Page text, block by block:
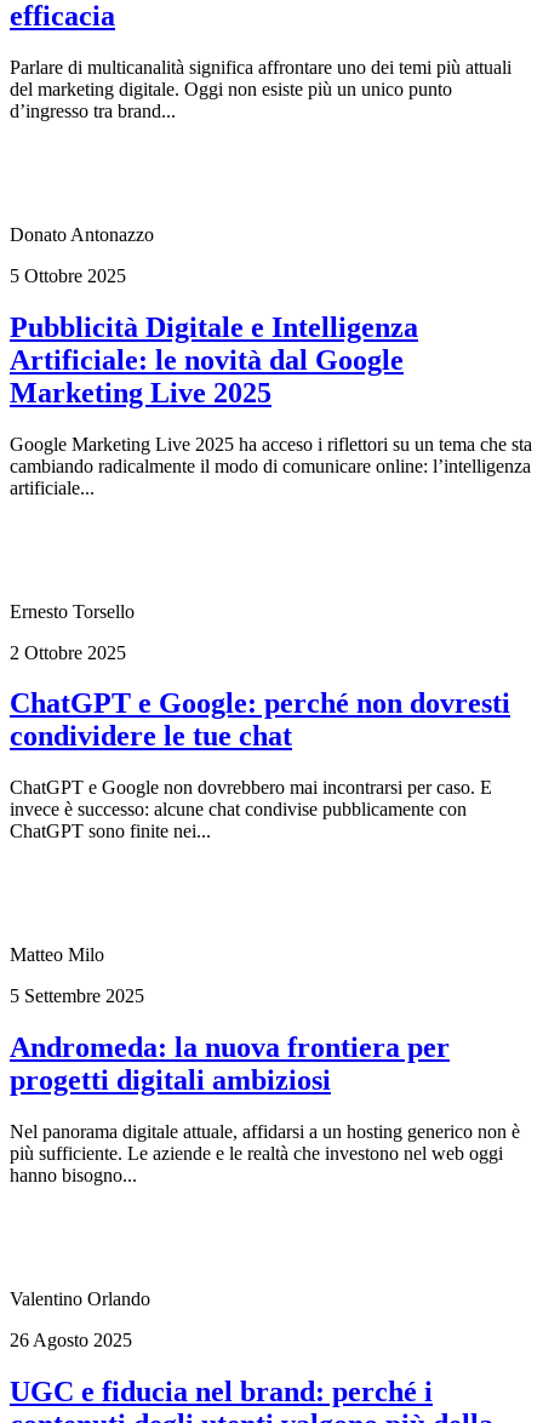
efficacia
Parlare di multicanalità significa affrontare uno dei temi più attuali
del marketing digitale. Oggi non esiste più un unico punto
d’ingresso tra brand...
Donato Antonazzo
5 Ottobre 2025
Pubblicità Digitale e Intelligenza
Artificiale: le novità dal Google
Marketing Live 2025
Google Marketing Live 2025 ha acceso i riflettori su un tema che sta
cambiando radicalmente il modo di comunicare online: l’intelligenza
artificiale...
Ernesto Torsello
2 Ottobre 2025
ChatGPT e Google: perché non dovresti
condividere le tue chat
ChatGPT e Google non dovrebbero mai incontrarsi per caso. E
invece è successo: alcune chat condivise pubblicamente con
ChatGPT sono finite nei...
Matteo Milo
5 Settembre 2025
Andromeda: la nuova frontiera per
progetti digitali ambiziosi
Nel panorama digitale attuale, affidarsi a un hosting generico non è
più sufficiente. Le aziende e le realtà che investono nel web oggi
hanno bisogno...
Valentino Orlando
26 Agosto 2025
UGC e fiducia nel brand: perché i